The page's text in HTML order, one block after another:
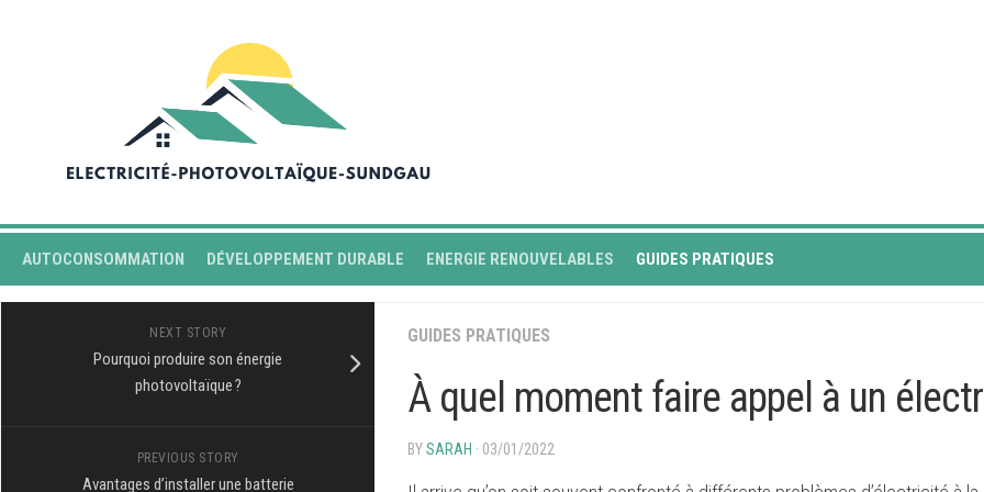
AUTOCONSOMMATION DÉVELOPPEMENT DURABLE ENERGIE RENOUVELABLES GUIDES PRATIQUES
GUIDES PRATIQUES
À quel moment faire appel à un
BYSARAH · 03/01/2022
NEXT STORY
Pourquoi produire son énergie
photovoltaïque ?
PREVIOUS STORY
Avantages d’installer une batterie